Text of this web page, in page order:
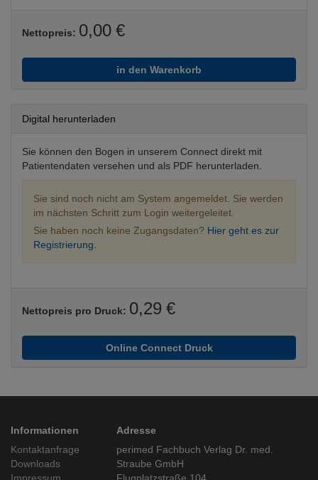
Nettopreis: 0,00 €
in den Warenkorb
Digital herunterladen
Sie können den Bogen in unserem Connect direkt mit
Patientendaten versehen und als PDF herunterladen.
Sie sind noch nicht am System angemeldet. Sie werden
im nächsten Schritt zum Login weitergeleitet.
Sie haben noch keine Zugangsdaten? Hier geht es zur
Registrierung.
Nettopreis pro Druck: 0,29 €
Online Connect Druck
Informationen
Kontaktanfrage
Downloads
Adresse
perimed Fachbuch Verlag Dr. med.
Straube GmbH